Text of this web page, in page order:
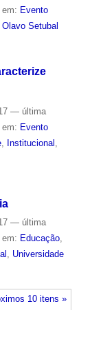
Evento
Setubal
— última
Evento
, Institucional
— última
Educação,
, Universidade
10 itens »